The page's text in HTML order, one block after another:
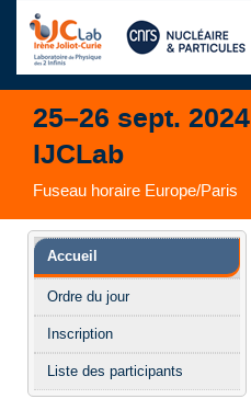
25–26 sept. 2024
IJCLab
Fuseau horaire Europe/Paris
Menu
de
l'événement
Accueil
Ordre du jour
Inscription
Liste des participants